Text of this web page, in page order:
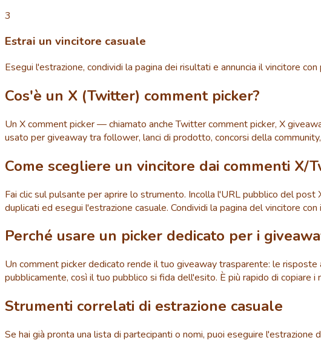
3
Estrai un vincitore casuale
Esegui l'estrazione, condividi la pagina dei risultati e annuncia il vincitore con
Cos'è un X (Twitter) comment picker?
Un X comment picker — chiamato anche Twitter comment picker, X
usato per giveaway tra follower, lanci di prodotto, concorsi della
Come scegliere un vincitore dai commenti X/
Fai clic sul pulsante per aprire lo strumento. Incolla l'URL pubblico del
duplicati ed esegui l'estrazione casuale. Condividi la pagina del vincitore
Perché usare un picker dedicato per i
Un comment picker dedicato rende il tuo giveaway trasparente: le
pubblicamente, così il tuo pubblico si fida dell'esito. È più rapido di copiare
Strumenti correlati di estrazione casuale
Se hai già pronta una lista di partecipanti o nomi, puoi eseguire